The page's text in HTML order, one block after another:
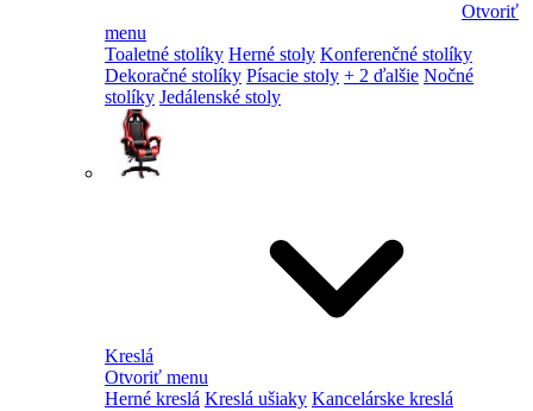
Otvoriť
menu
Toaletné stolíky Herné stoly Konferenčné stolíky
Dekoračné stolíky Písacie stoly + 2 ďalšie Nočné
stolíky Jedálenské stoly
Kreslá
Otvoriť menu
Herné kreslá Kreslá ušiaky Kancelárske kreslá